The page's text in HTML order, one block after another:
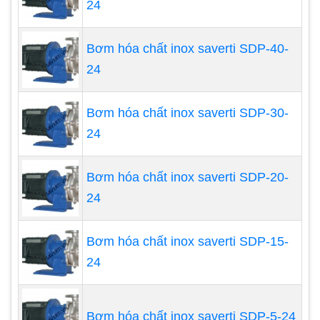
được nhiều loại chất lỏng tương tự khác như
nước, dầu, kể cả hỗn hợp lỏng rắn.
Bơm hóa chất có phạm vi ứng dụng lớn
Máy có năng suất cao
Cột nước bơm H = 10 ÷ hàng ngàn mét
Lưu lượng bơm Q = 2 ÷ 100.000 m3/h
Công suất động cơ N = 1 ÷ 6000 kw.
Kết cấu nhỏ gọn, chắc chắn, làm việc tin cậy.
Hiệu suất η của bơm tương đối cao so với
các loại bơm khác; η = 0,65 ÷ 0,9.
Giá thành vừa phải
24
Bơm hóa chất inox saverti SDP-40-
24
Bơm hóa chất inox saverti SDP-30-
24
Bơm hóa chất inox saverti SDP-20-
24
Bơm hóa chất inox saverti SDP-15-
24
Bơm hóa chất inox saverti SDP-5-24